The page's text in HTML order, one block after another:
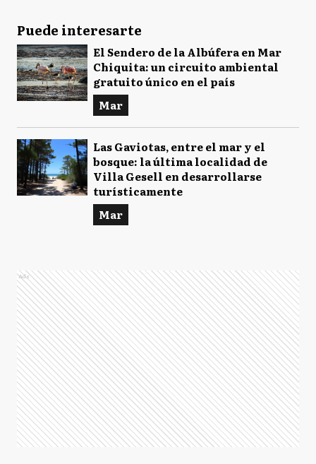
Puede interesarte
El Sendero de la Albúfera en Mar
Chiquita: un circuito ambiental
gratuito único en el país
Mar
Las Gaviotas, entre el mar y el
bosque: la última localidad de
Villa Gesell en desarrollarse
turísticamente
Mar
Ads